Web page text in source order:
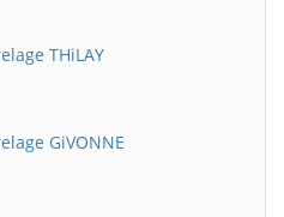
THiLAY
GiVONNE